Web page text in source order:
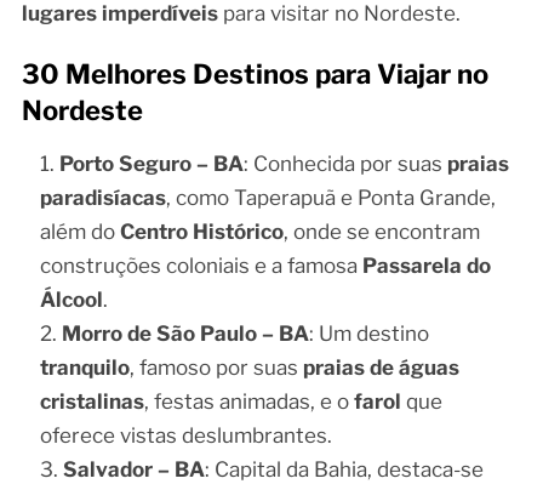
lugares imperdíveispara visitar no Nordeste.
30 Melhores Destinos para Viajar no
Nordeste
Porto Seguro – BA: Conhecida por suas praias
paradisíacas, como Taperapuã e Ponta Grande,
além do Centro Histórico, onde se encontram
construções coloniais e a famosa Passarela do
Álcool.
Morro de São Paulo – BA: Um destino
tranquilo, famoso por suas praias de águas
cristalinas, festas animadas, e o farol que
oferece vistas deslumbrantes.
Salvador – BA: Capital da Bahia, destaca-se